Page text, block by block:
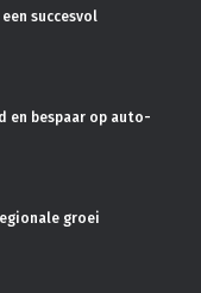
succesvol
en bespaar op auto-
groei